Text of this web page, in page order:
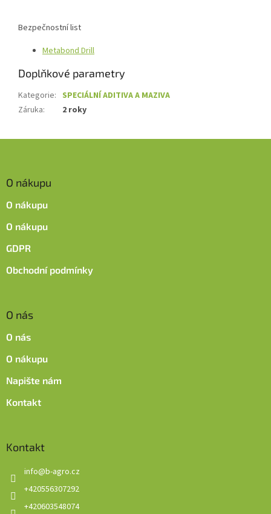
Bezpečnostní list
Metabond Drill
Doplňkové parametry
Kategorie: SPECIÁLNÍ ADITIVA A MAZIVA
Záruka: 2 roky
O nákupu
O nákupu
O nákupu
GDPR
Obchodní podmínky
O nás
O nás
O nákupu
Napište nám
Kontakt
Kontakt
info@b-agro.cz
+420556307292
+420603548074